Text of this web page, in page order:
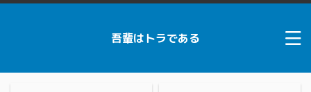
吾輩はトラである